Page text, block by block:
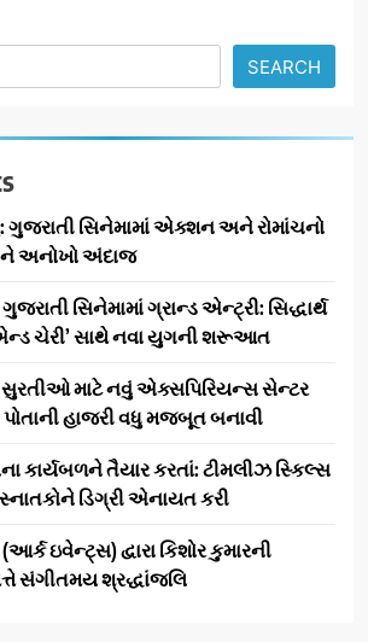
SEARCH
ગુજરાતી સિનેમામાં એક્શન અને રોમાંચનો
અનોખો અંદાજ
સિનેમામાં ગ્રાન્ડ એન્ટ્રી: સિદ્ધાર્થ
એન્ડ ચેરી’ સાથે નવા યુગની શરૂઆત
માટે નવું એક્સપિરિયન્સ સેન્ટર
હાજરી વધુ મજબૂત બનાવી
કાર્યબળને તૈયાર કરતાં: ટીમલીઝ સ્કિલ્સ
ડિગ્રી એનાયત કરી
ઇવેન્ટ્સ) દ્વારા કિશોર કુમારની
સંગીતમય શ્રદ્ધાંજલિ